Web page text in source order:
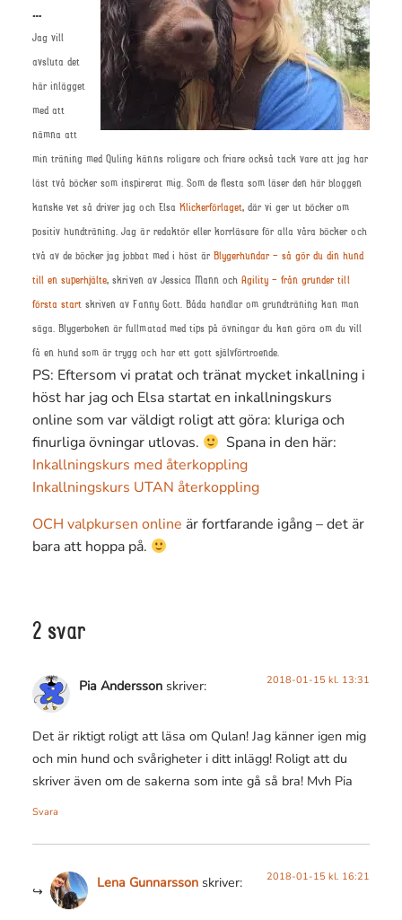
…
Jag vill
avsluta det
här inlägget
med att
nämna att
min träning med Quling känns roligare och friare också tack vare att jag har
läst två böcker som inspirerat mig. Som de flesta som läser den här bloggen
kanske vet så driver jag och Elsa Klickerförlaget, där vi ger ut böcker om
positiv hundträning. Jag är redaktör eller korrläsare för alla våra böcker och
två av de böcker jag jobbat med i höst är Blygerhundar – så gör du din hund
till en superhjälte, skriven av Jessica Mann och Agility – från grunder till
första start skriven av Fanny Gott. Båda handlar om grundträning kan man
säga. Blygerboken är fullmatad med tips på övningar du kan göra om du vill
få en hund som är trygg och har ett gott självförtroende.
PS: Eftersom vi pratat och tränat mycket inkallning i
höst har jag och Elsa startat en inkallningskurs
online som var väldigt roligt att göra: kluriga och
finurliga övningar utlovas.
Spana in den här:
Inkallningskurs med återkoppling
Inkallningskurs UTAN återkoppling
OCH valpkursen online är fortfarande igång – det är
bara att hoppa på.
2 svar
Pia Andersson skriver: 2018-01-15 kl. 13:31
Det är riktigt roligt att läsa om Qulan! Jag känner igen mig
och min hund och svårigheter i ditt inlägg! Roligt att du
skriver även om de sakerna som inte gå så bra! Mvh Pia
Svara
Lena Gunnarsson skriver: 2018-01-15 kl. 16:21